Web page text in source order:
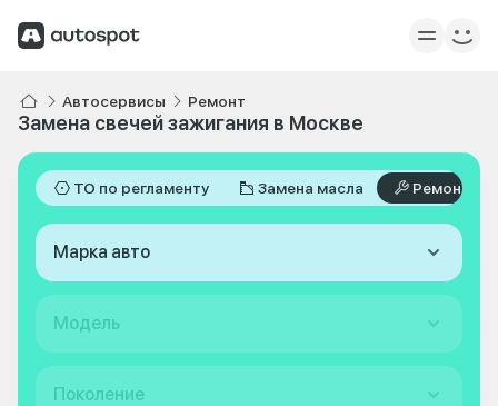
Автосервисы Ремонт
Замена свечей зажигания в Москве
ТО по регламенту Замена масла Ремонт
Марка авто
Модель
Поколение